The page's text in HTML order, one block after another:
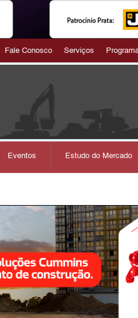
Fale Conosco Serviços
Eventos Estudo do Mercado